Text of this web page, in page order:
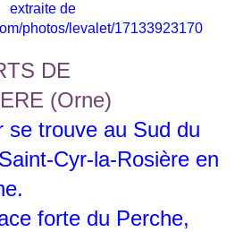
extraite de
photos/levalet/17133923170
se trouve au Sud du
Cyr-la-Rosière en
forte du Perche,